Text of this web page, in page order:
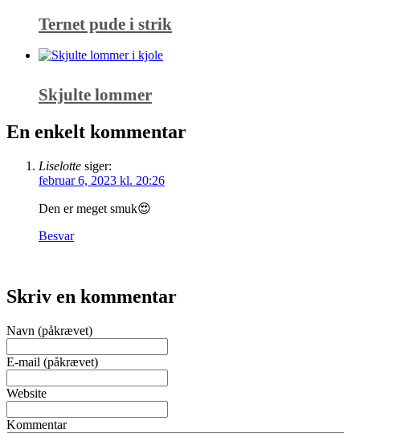
Ternet pude i strik
Skjulte lommer
En enkelt kommentar
Liselotte siger:
februar 6, 2023 kl. 20:26
Den er meget smuk😍
Besvar
Skriv en kommentar
Navn (påkrævet)
E-mail (påkrævet)
Website
Kommentar